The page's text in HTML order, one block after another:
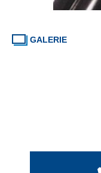
GALERIE